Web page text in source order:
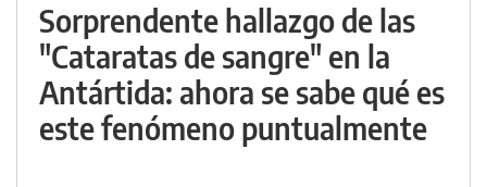
Sorprendente hallazgo de las
"Cataratas de sangre" en la
Antártida: ahora se sabe qué es
este fenómeno puntualmente